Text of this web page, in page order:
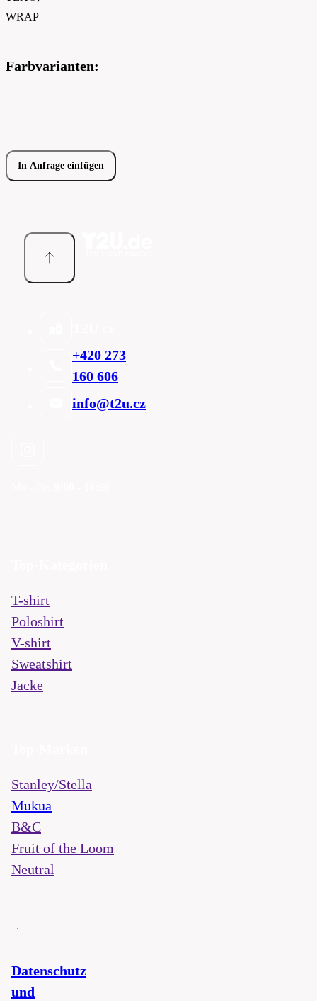
WRAP
Farbvarianten:
In Anfrage einfügen
+420 273
160 606
info@t2u.cz
T-shirt
Poloshirt
V-shirt
Sweatshirt
Jacke
Stanley/Stella
Mukua
B&C
Fruit of the Loom
Neutral
Datenschutz
und